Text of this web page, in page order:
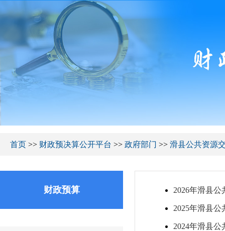
首页 >> 财政预决算公开平台 >> 政府部门 >> 滑县公共资源
财政预算 2026年滑县
2025年滑县
2024年滑县